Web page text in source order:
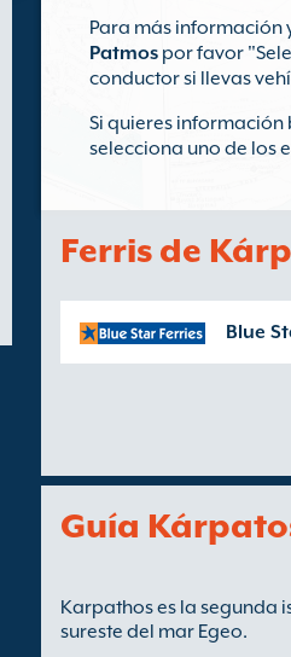
Para más información
Patmos por favor
conductor si llevas
Si quieres
selecciona uno de los
Ferris de
Blue
Guía
Karpathos es la segunda
sureste del mar Egeo.